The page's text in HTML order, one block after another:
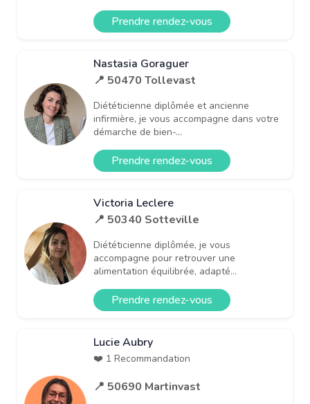
Prendre rendez-vous
Nastasia Goraguer
📍 50470 Tollevast
Diététicienne diplômée et ancienne
infirmière, je vous accompagne dans votre
démarche de bien-...
Prendre rendez-vous
Victoria Leclere
📍 50340 Sotteville
Diététicienne diplômée, je vous
accompagne pour retrouver une
alimentation équilibrée, adapté...
Prendre rendez-vous
Lucie Aubry
❤️ 1 Recommandation
📍 50690 Martinvast